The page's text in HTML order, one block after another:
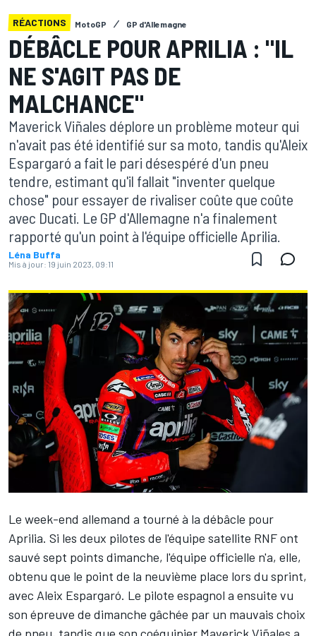
RÉACTIONS MotoGP GP d'Allemagne
DÉBÂCLE POUR APRILIA : "IL
NE S'AGIT PAS DE
MALCHANCE"
Maverick Viñales déplore un problème moteur qui
n'avait pas été identifié sur sa moto, tandis qu'Aleix
Espargaró a fait le pari désespéré d'un pneu
tendre, estimant qu'il fallait "inventer quelque
chose" pour essayer de rivaliser coûte que coûte
avec Ducati. Le GP d'Allemagne n'a finalement
rapporté qu'un point à l'équipe officielle Aprilia.
Léna Buffa
Mis à jour: 19 juin 2023, 09:11
Le week-end allemand a tourné à la débâcle pour
Aprilia. Si les deux pilotes de l'équipe satellite RNF ont
sauvé sept points dimanche, l'équipe officielle n'a, elle,
obtenu que le point de la neuvième place lors du sprint,
avec Aleix Espargaró. Le pilote espagnol a ensuite vu
son épreuve de dimanche gâchée par un mauvais choix